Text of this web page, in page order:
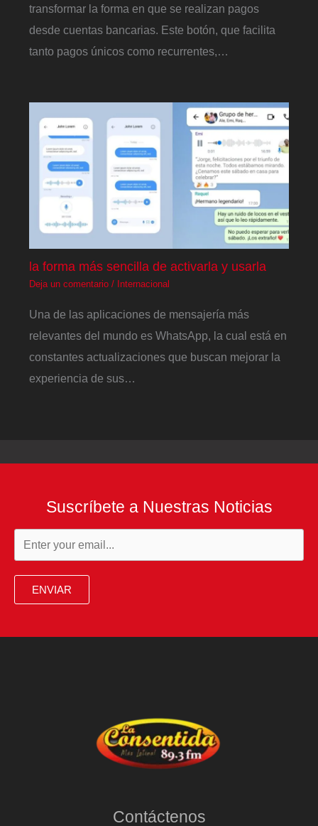
transformar la forma en que se realizan pagos
desde cuentas bancarias. Este botón, que facilita
tanto pagos únicos como recurrentes,…
la forma más sencilla de activarla y usarla
Deja un comentario / Internacional
Una de las aplicaciones de mensajería más
relevantes del mundo es WhatsApp, la cual está en
constantes actualizaciones que buscan mejorar la
experiencia de sus…
Suscríbete a Nuestras Noticias
ENVIAR
Contáctenos